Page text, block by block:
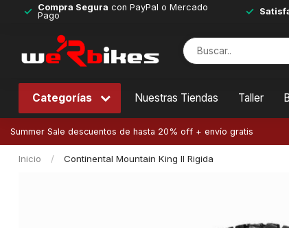
Compra Segura con PayPal o Mercado
Pago
Categorías Nuestras Tiendas Taller
Summer Sale descuentos de hasta 20% off + envío gratis
Inicio / Continental Mountain King II Rigida